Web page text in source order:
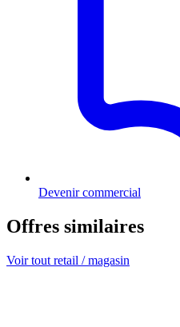
Devenir commercial
Offres similaires
Voir tout retail / magasin